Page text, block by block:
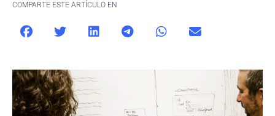
COMPARTE ESTE ARTÍCULO EN